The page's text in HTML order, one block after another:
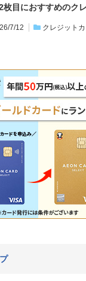
枚目におすすめのク
7/12 クレジット